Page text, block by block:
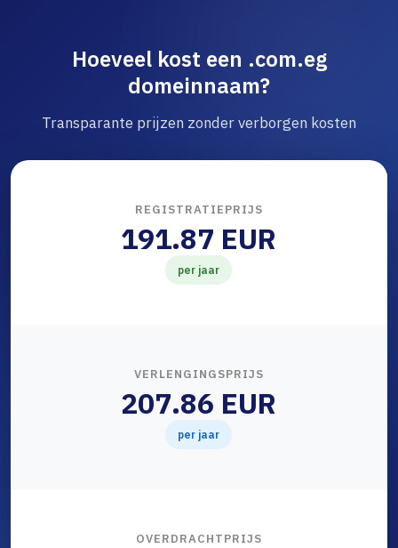
Hoeveel kost een .com.eg
domeinnaam?
Transparante prijzen zonder verborgen kosten
REGISTRATIEPRIJS
191.87 EUR
per jaar
VERLENGINGSPRIJS
207.86 EUR
per jaar
OVERDRACHTPRIJS